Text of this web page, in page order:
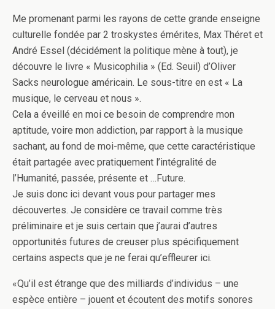
Me promenant parmi les rayons de cette grande enseigne
culturelle fondée par 2 troskystes émérites, Max Théret et
André Essel (décidément la politique mène à tout), je
découvre le livre « Musicophilia » (Ed. Seuil) d’Oliver
Sacks neurologue américain. Le sous-titre en est « La
musique, le cerveau et nous ».
Cela a éveillé en moi ce besoin de comprendre mon
aptitude, voire mon addiction, par rapport à la musique
sachant, au fond de moi-même, que cette caractéristique
était partagée avec pratiquement l’intégralité de
l’Humanité, passée, présente et …Future.
Je suis donc ici devant vous pour partager mes
découvertes. Je considère ce travail comme très
préliminaire et je suis certain que j’aurai d’autres
opportunités futures de creuser plus spécifiquement
certains aspects que je ne ferai qu’effleurer ici.
«Qu’il est étrange que des milliards d’individus – une
espèce entière – jouent et écoutent des motifs sonores